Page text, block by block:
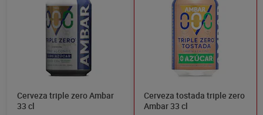
Cerveza triple zero Ambar
33 cl
Cerveza tostada triple zero
Ambar 33 cl